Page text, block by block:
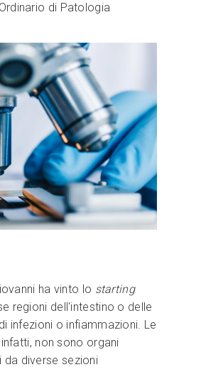
di Patologia
ha vinto lo starting
regioni dell'intestino o delle
infezioni o infiammazioni. Le
non sono organi
diverse sezioni